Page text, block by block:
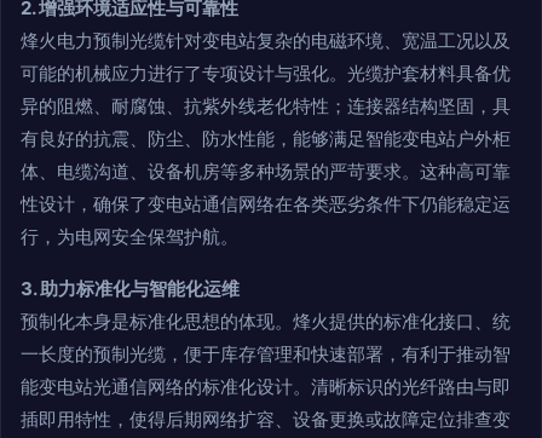
2. 增强环境适应性与可靠性
烽火电力预制光缆针对变电站复杂的电磁环境、宽温工况以及
可能的机械应力进行了专项设计与强化。光缆护套材料具备优
异的阻燃、耐腐蚀、抗紫外线老化特性；连接器结构坚固，具
有良好的抗震、防尘、防水性能，能够满足智能变电站户外柜
体、电缆沟道、设备机房等多种场景的严苛要求。这种高可靠
性设计，确保了变电站通信网络在各类恶劣条件下仍能稳定运
行，为电网安全保驾护航。
3. 助力标准化与智能化运维
预制化本身是标准化思想的体现。烽火提供的标准化接口、统
一长度的预制光缆，便于库存管理和快速部署，有利于推动智
能变电站光通信网络的标准化设计。清晰标识的光纤路由与即
插即用特性，使得后期网络扩容、设备更换或故障定位排查变